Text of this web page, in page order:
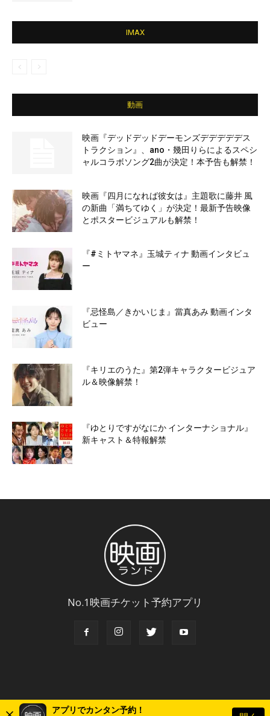
アプリでカンタン予約！
IMAX
動画
映画『デッドデッドデーモンズデデデデデス
トラクション』、ano・幾田りらによるスペシ
ャルコラボソング2曲が決定！本予告も解禁！
映画『四月になれば彼女は』主題歌に藤井 風
の新曲「満ちてゆく」が決定！最新予告映像
とポスタービジュアルも解禁！
『#ミトヤマネ』玉城ティナ 動画インタビュ
ー
『忌怪島／きかいじま』當真あみ 動画インタ
ビュー
『キリエのうた』第2弾キャラクタービジュア
ル＆映像解禁！
『ゆとりですがなにか インターナショナル』
新キャスト＆特報解禁
No.1映画チケット予約アプリ